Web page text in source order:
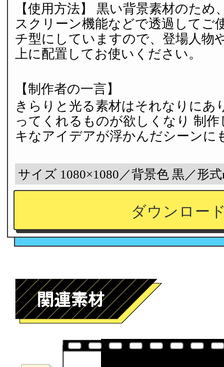
ダウンロー
【使用方法】 黒い背景素材のた
スクリーン機能などで透過してご
チ型にしていますので、登場人物
上に配置してお使いください。
【制作者の一言】
きらりと光る素材はそれなりにあ
ってくれるものが欲しくなり 制
キなアイデアが浮かんだシーンに
サイズ 1080×1080／背景色 黒／形式